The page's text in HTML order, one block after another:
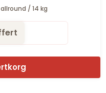
allround / 14 kg